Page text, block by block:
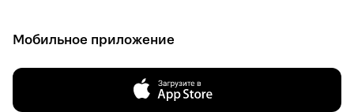
Мобильное приложение